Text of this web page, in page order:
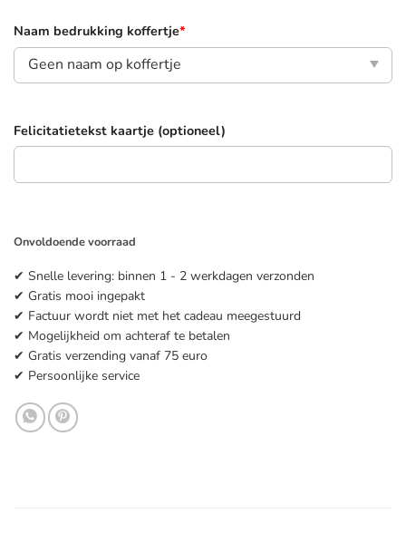
Naam bedrukking koffertje*
Felicitatietekst kaartje (optioneel)
Onvoldoende voorraad
✔ Snelle levering: binnen 1 - 2 werkdagen verzonden
✔ Gratis mooi ingepakt
✔ Factuur wordt niet met het cadeau meegestuurd
✔ Mogelijkheid om achteraf te betalen
✔ Gratis verzending vanaf 75 euro
✔ Persoonlijke service